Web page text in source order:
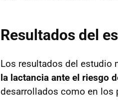
Resultados del
Los resultados del estudio
la lactancia ante el riesgo
desarrollados como en los